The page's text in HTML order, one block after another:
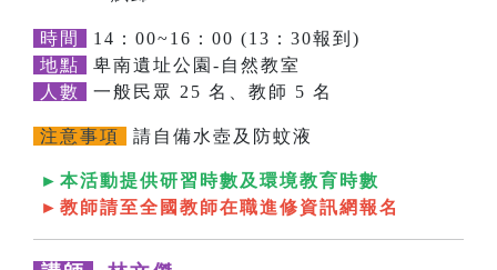
時間
14：00~16：00 (13：30報到)
地點
卑南遺址公園-自然教室
人數
一般民眾 25 名、教師 5 名
注意事項 請自備水壺及防蚊液
►本活動提供研習時數及環境教育時數
►教師請至全國教師在職進修資訊網報名